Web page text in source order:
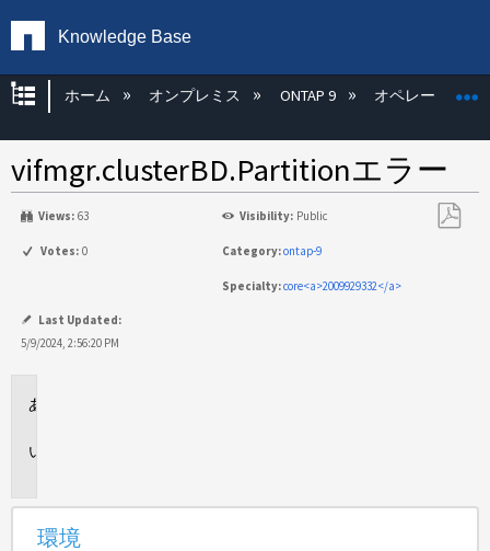
Knowledge Base
グローバル階層を展開/折りたたむ
ホーム オンプレミス ONTAP 9 オペレーティン
vifmgr.clusterBD.Partitionエラー
Views: 63 Visibility: Public
Votes: 0 Category:ontap-9
Specialty:core<a>2009929332</a>
Last Updated:
5/9/2024, 2:56:20 PM
環境